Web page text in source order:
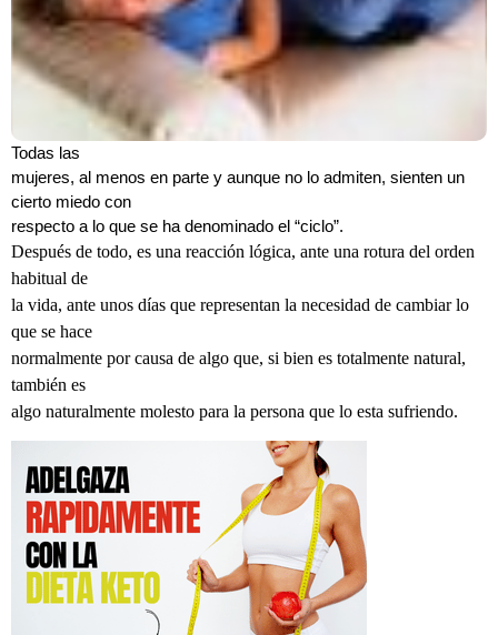
Todas las
mujeres, al menos en parte y aunque no lo admiten, sienten un
cierto miedo con
respecto a lo que se ha denominado el “ciclo”.
Después de todo, es una reacción lógica, ante una rotura del orden
habitual de
la vida, ante unos días que representan la necesidad de cambiar lo
que se hace
normalmente por causa de algo que, si bien es totalmente natural,
también es
algo naturalmente molesto para la persona que lo esta sufriendo.